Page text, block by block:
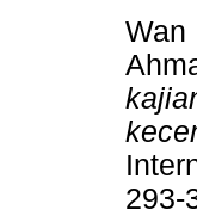
Wan
293-